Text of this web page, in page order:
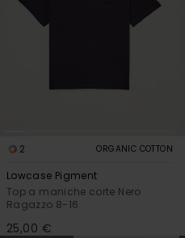
2 ORGANIC COTTON
Lowcase Pigment
Top a maniche corte Nero
Ragazzo 8-16
25,00 €